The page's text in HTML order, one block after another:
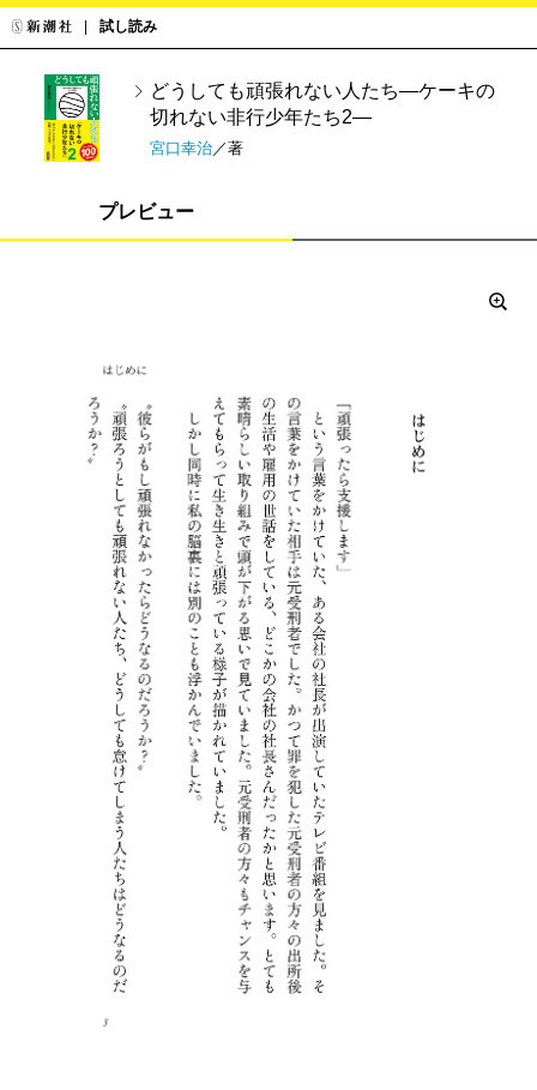
試し読み
どうしても頑張れない人たち―ケーキの
切れない非行少年たち2―
宮口幸治 ／著
プレビュー